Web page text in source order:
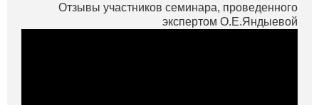
г. Перми. Вы можете просмотреть бесплатные вид...
Отзывы участников семинара, проведенного
экспертом О.Е.Яндыевой